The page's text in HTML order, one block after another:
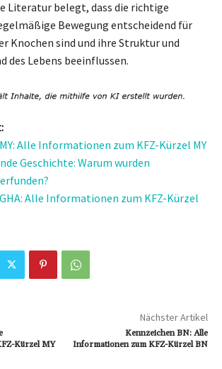
Literatur belegt, dass die richtige
Bewegung entscheidend für
Knochen sind und ihre Struktur und
des Lebens beeinflussen.
Alle Informationen zum KFZ-Kürzel MY
Geschichte: Warum wurden
Alle Informationen zum KFZ-Kürzel
Kürzel MY
Nächster Artikel
Kennzeichen BN: Alle
Informationen zum KFZ-Kürzel BN